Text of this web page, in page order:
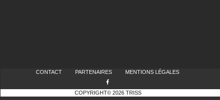
CONTACT PARTENAIRES MENTIONS LÉGALES
COPYRIGHT© 2026 TRISS